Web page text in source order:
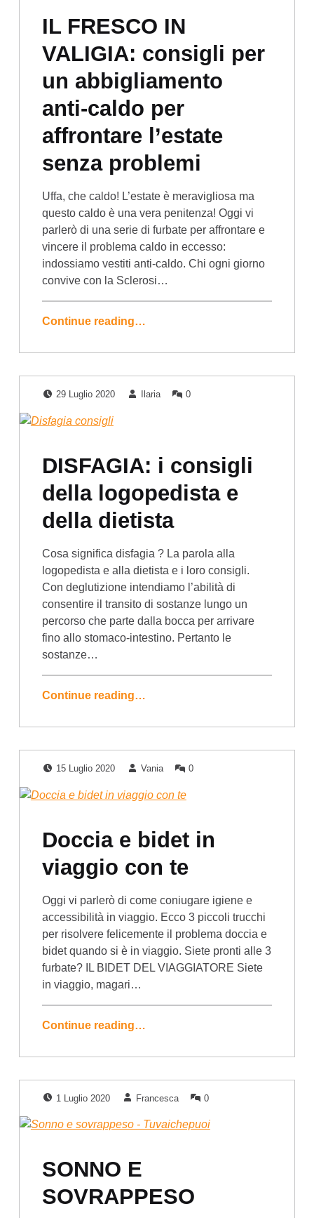
IL FRESCO IN
VALIGIA: consigli per
un abbigliamento
anti-caldo per
affrontare l’estate
senza problemi
Uffa, che caldo! L’estate è meravigliosa ma
questo caldo è una vera penitenza! Oggi vi
parlerò di una serie di furbate per affrontare e
vincere il problema caldo in eccesso:
indossiamo vestiti anti-caldo. Chi ogni giorno
convive con la Sclerosi…
Continue reading…
DISFAGIA: i consigli
della logopedista e
della dietista
Cosa significa disfagia ? La parola alla
logopedista e alla dietista e i loro consigli.
Con deglutizione intendiamo l’abilità di
consentire il transito di sostanze lungo un
percorso che parte dalla bocca per arrivare
fino allo stomaco-intestino. Pertanto le
sostanze…
Continue reading…
Posted on:
29 Luglio 2020
Written by:
Ilaria
Comments:
0
Doccia e bidet in
viaggio con te
Oggi vi parlerò di come coniugare igiene e
accessibilità in viaggio. Ecco 3 piccoli trucchi
per risolvere felicemente il problema doccia e
bidet quando si è in viaggio. Siete pronti alle 3
furbate? IL BIDET DEL VIAGGIATORE Siete
in viaggio, magari…
Continue reading…
15 Luglio 2020 Vania 0
SONNO E
SOVRAPPESO
1 Luglio 2020 Francesca 0